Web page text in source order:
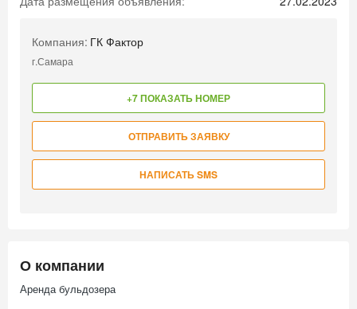
Компания: ГК Фактор
г.Самара
+7 ПОКАЗАТЬ НОМЕР
ОТПРАВИТЬ ЗАЯВКУ
НАПИСАТЬ SMS
О компании
Аренда бульдозера